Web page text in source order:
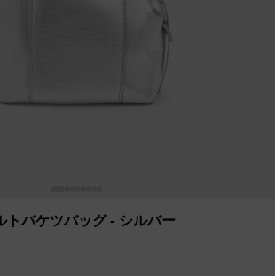
トバケツバッグ- シルバー